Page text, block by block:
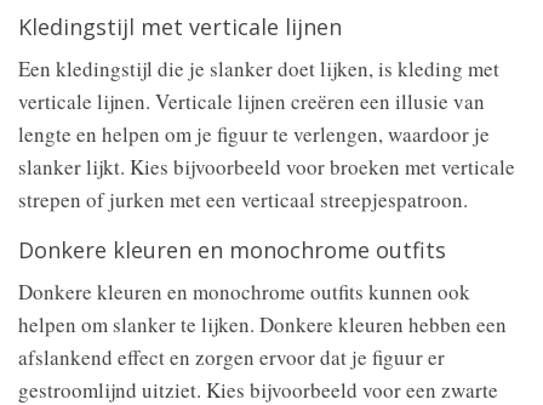
Kledingstijl met verticale lijnen
Een kledingstijl die je slanker doet lijken, is kleding met
verticale lijnen. Verticale lijnen creëren een illusie van
lengte en helpen om je figuur te verlengen, waardoor je
slanker lijkt. Kies bijvoorbeeld voor broeken met verticale
strepen of jurken met een verticaal streepjespatroon.
Donkere kleuren en monochrome outfits
Donkere kleuren en monochrome outfits kunnen ook
helpen om slanker te lijken. Donkere kleuren hebben een
afslankend effect en zorgen ervoor dat je figuur er
gestroomlijnd uitziet. Kies bijvoorbeeld voor een zwarte